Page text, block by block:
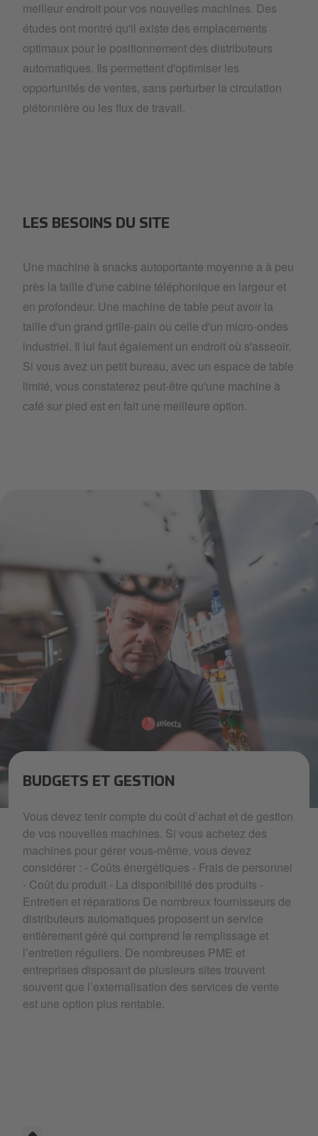
meilleur endroit pour vos nouvelles machines. Des
études ont montré qu'il existe des emplacements
optimaux pour le positionnement des distributeurs
automatiques. Ils permettent d'optimiser les
opportunités de ventes, sans perturber la circulation
piétonnière ou les flux de travail.
LES BESOINS DU SITE
Une machine à snacks autoportante moyenne a à peu
près la taille d'une cabine téléphonique en largeur et
en profondeur. Une machine de table peut avoir la
taille d'un grand grille-pain ou celle d'un micro-ondes
industriel. Il lui faut également un endroit où s'asseoir.
Si vous avez un petit bureau, avec un espace de table
limité, vous constaterez peut-être qu'une machine à
café sur pied est en fait une meilleure option.
services-fullymanagedservice-thelatestoffer.jpeg
BUDGETS ET GESTION
Vous devez tenir compte du coût d’achat et de gestion
de vos nouvelles machines. Si vous achetez des
machines pour gérer vous-même, vous devez
considérer : - Coûts énergétiques - Frais de personnel
- Coût du produit - La disponibilité des produits -
Entretien et réparations De nombreux fournisseurs de
distributeurs automatiques proposent un service
entièrement géré qui comprend le remplissage et
l’entretien réguliers. De nombreuses PME et
entreprises disposant de plusieurs sites trouvent
souvent que l’externalisation des services de vente
est une option plus rentable.